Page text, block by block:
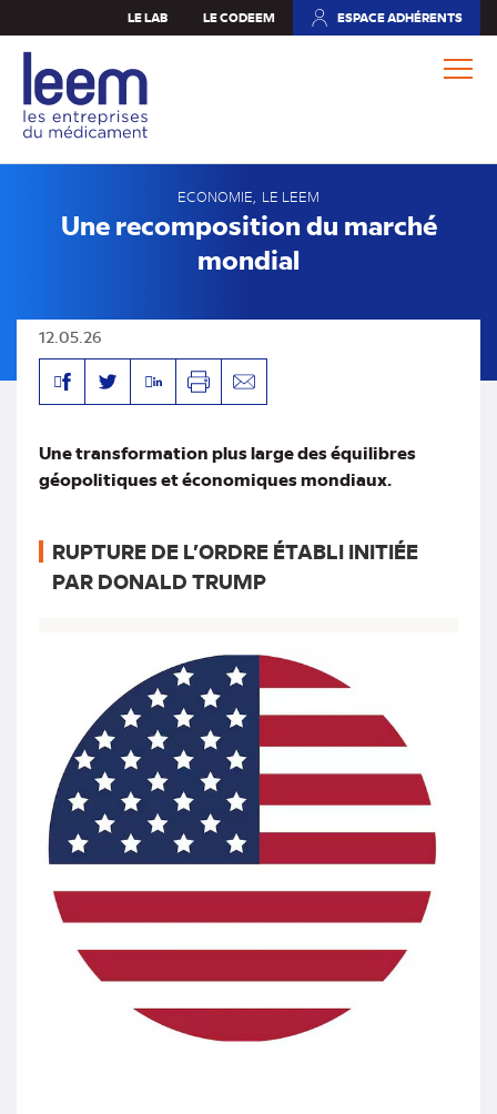
au
contenu
principal
LE LAB LE CODEEM ESPACE ADHÉRENTS
(NOUVEL
ECONOMIE LE LEEM
Une recomposition du marché
mondial
12.05.26
FacebookTwitterLinkedinImprimerEnvoyer
Une transformation plus large des équilibres
géopolitiques et économiques mondiaux.
RUPTURE DE L’ORDRE ÉTABLI INITIÉE
PAR DONALD TRUMP